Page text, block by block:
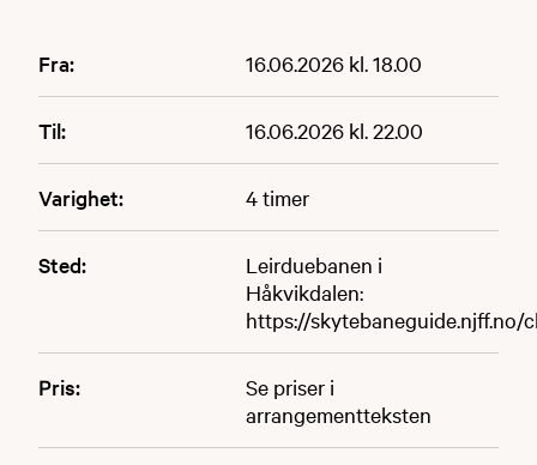
Fra: 16.06.2026 kl. 18.00
Til: 16.06.2026 kl. 22.00
Varighet: 4 timer
Sted:
Leirduebanen i
Håkvikdalen:
https://skytebaneguide.njff.no/
Pris:
Se priser i
arrangementteksten